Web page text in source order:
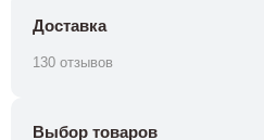
Доставка
130 отзывов
Выбор товаров